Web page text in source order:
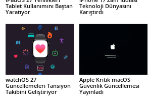
Tablet Kullanımını Baştan
Yaratıyor
Teknoloji Dünyasını
Karıştırdı
watchOS 27
Güncellemeleri Tansiyon
Takibini Geliştiriyor
Apple Kritik macOS
Güvenlik Güncellemesi
Yayınladı